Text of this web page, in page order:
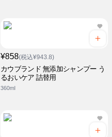
¥858(税込¥943.8)
カウブランド 無添加シャンプー う
るおいケア 詰替用
360ml